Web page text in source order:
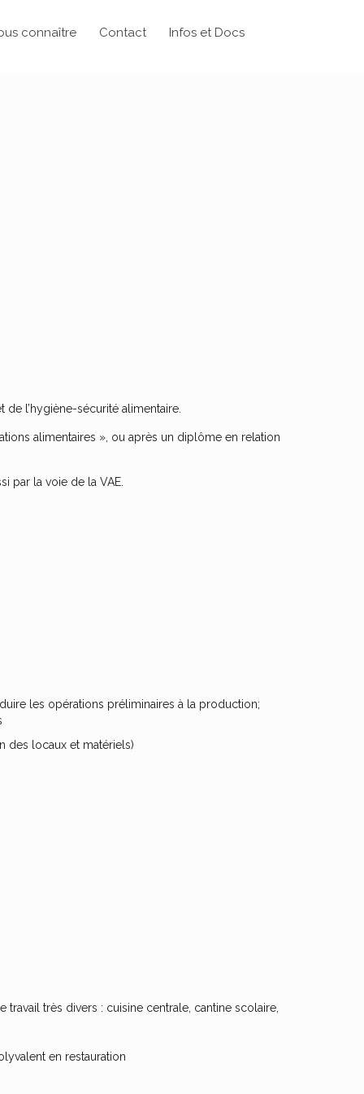
connaître Contact Infos et Docs
l’hygiène-sécurité alimentaire.
alimentaires », ou après un diplôme en relation
par la voie de la VAE.
les opérations préliminaires à la production;
des locaux et matériels)
très divers : cuisine centrale, cantine scolaire,
en restauration